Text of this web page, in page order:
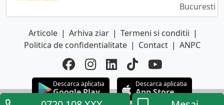
Bucuresti
Articole | Arhiva ziar | Termeni si conditii |
Politica de confidentialitate | Contact | ANPC
Descarca aplicatia
Google Play
Descarca aplicatia
App Store